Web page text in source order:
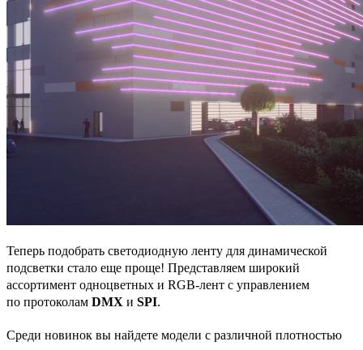
Теперь подобрать светодиодную ленту для динамической
подсветки стало еще проще! Представляем широкий
ассортимент одноцветных и RGB-лент с управлением
по протоколам DMX и SPI.
Среди новинок вы найдете модели с различной плотностью